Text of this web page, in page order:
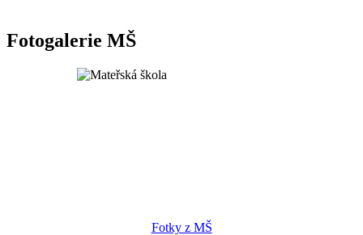
Fotogalerie MŠ
Fotky z MŠ